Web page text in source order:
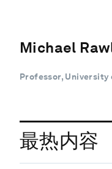
Michael
Professor, University
最热内容